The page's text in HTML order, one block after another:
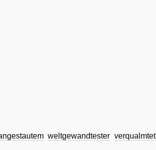
weltgewandtester verqualmtet